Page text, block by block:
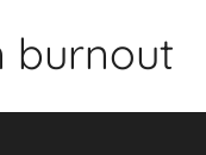
burnout